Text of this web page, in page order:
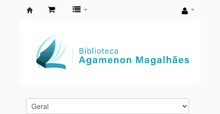
Agamenon
Magalhães